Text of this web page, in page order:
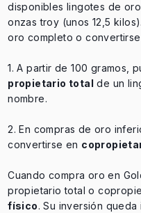
disponibles lingotes de
onzas troy (unos 12,5
oro completo o
1. A partir de 100 gramos,
propietario total de un
nombre.
2. En compras de oro
convertirse en
Cuando compra oro en
propietario total o
físico. Su inversión